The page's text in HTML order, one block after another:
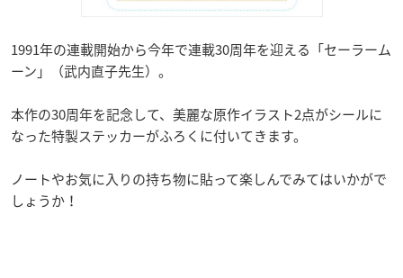
1991年の連載開始から今年で連載30周年を迎える「セーラーム
ーン」（武内直子先生）。
本作の30周年を記念して、美麗な原作イラスト2点がシールに
なった特製ステッカーがふろくに付いてきます。
ノートやお気に入りの持ち物に貼って楽しんでみてはいかがで
しょうか！